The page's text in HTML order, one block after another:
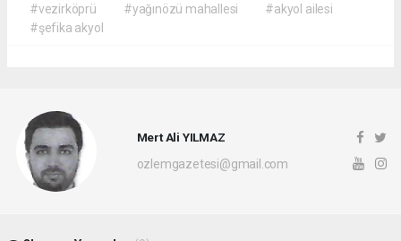
#vezirköprü #yağınözü mahallesi
#akyol ailesi
#şefika akyol
Mert Ali YILMAZ
ozlemgazetesi@gmail.com